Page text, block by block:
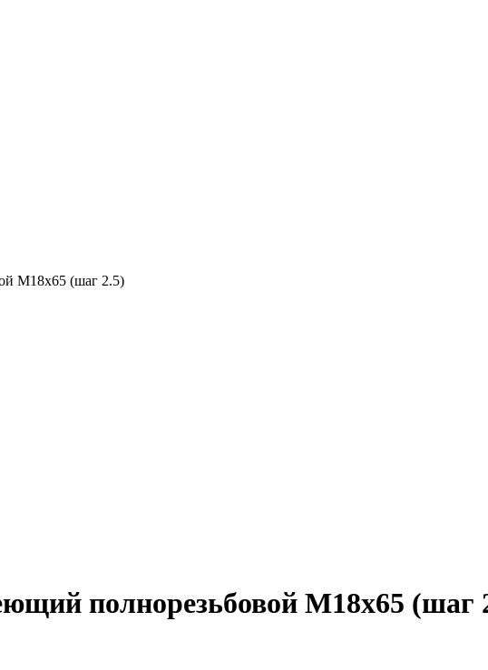
M18x65 (шаг 2.5)
полнорезьбовой M18x65 (шаг